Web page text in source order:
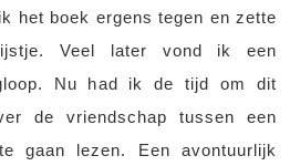
het boek ergens tegen en zette
Veel later vond ik een
Nu had ik de tijd om dit
de vriendschap tussen een
gaan lezen. Een avontuurlijk